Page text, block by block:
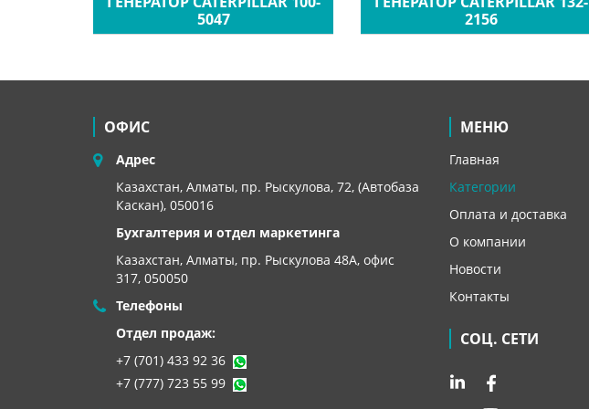
5047
2156
ОФИС
Адрес
Казахстан, Алматы, пр. Рыскулова, 72, (Автобаза
Каскан), 050016
Бухгалтерия и отдел маркетинга
Казахстан, Алматы, пр. Рыскулова 48А, офис
317, 050050
Телефоны
Отдел продаж:
+7 (701) 433 92 36
+7 (777) 723 55 99
МЕНЮ
Главная
Категории
Оплата и доставка
О компании
Новости
Контакты
СОЦ. СЕТИ